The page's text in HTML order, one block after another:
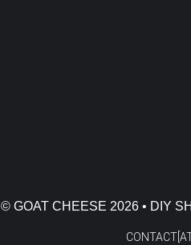
© GOAT CHEESE 2026 • DIY